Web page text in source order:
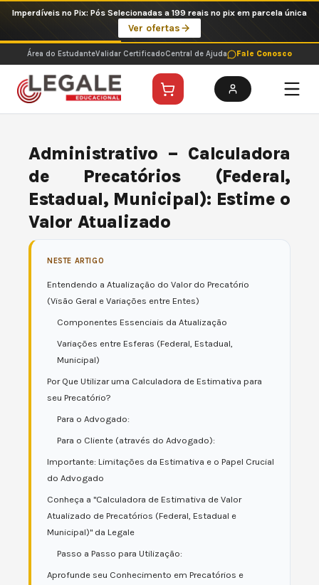
o
conteúdo
Imperdíveis no Pix: Pós Selecionadas a 199 reais no pix em parcela única
Ver ofertas
Área do EstudanteValidar CertificadoCentral de Ajuda Fale Conosco
Administrativo – Calculadora
de Precatórios (Federal,
Estadual, Municipal): Estime o
Valor Atualizado
NESTE ARTIGO
Entendendo a Atualização do Valor do Precatório
(Visão Geral e Variações entre Entes)
Componentes Essenciais da Atualização
Variações entre Esferas (Federal, Estadual,
Municipal)
Por Que Utilizar uma Calculadora de Estimativa para
seu Precatório?
Para o Advogado:
Para o Cliente (através do Advogado):
Importante: Limitações da Estimativa e o Papel Crucial
do Advogado
Conheça a "Calculadora de Estimativa de Valor
Atualizado de Precatórios (Federal, Estadual e
Municipal)" da Legale
Passo a Passo para Utilização:
Aprofunde seu Conhecimento em Precatórios e